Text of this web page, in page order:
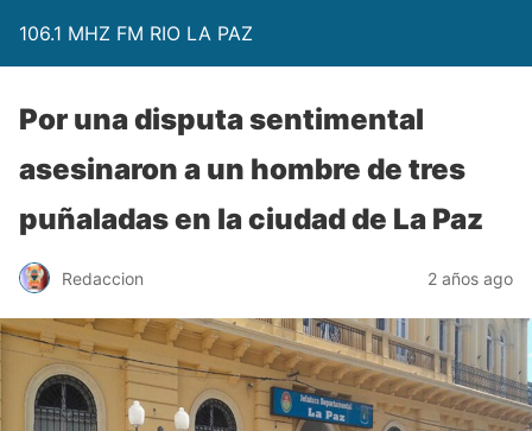
106.1 MHZ FM RIO LA PAZ
Por una disputa sentimental
asesinaron a un hombre de tres
puñaladas en la ciudad de La Paz
Redaccion 2 años ago